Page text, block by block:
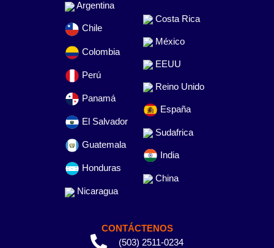
Argentina
Chile
Colombia
Perú
Panamá
El Salvador
Guatemala
Honduras
Nicaragua
Costa Rica
México
EEUU
Reino Unido
España
Sudafrica
India
China
CONTÁCTENOS
(503) 2511-0234